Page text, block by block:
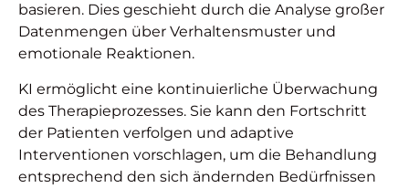
basieren. Dies geschieht durch die Analyse großer
Datenmengen über Verhaltensmuster und
emotionale Reaktionen.
KI ermöglicht eine kontinuierliche Überwachung
des Therapieprozesses. Sie kann den Fortschritt
der Patienten verfolgen und adaptive
Interventionen vorschlagen, um die Behandlung
entsprechend den sich ändernden Bedürfnissen